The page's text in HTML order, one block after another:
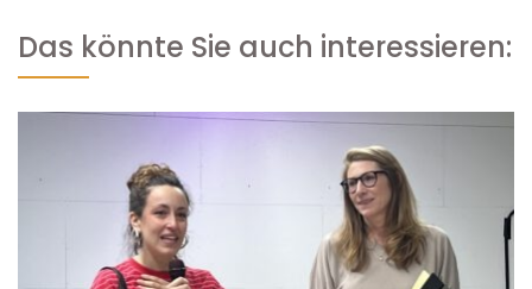
Das könnte Sie auch interessieren: